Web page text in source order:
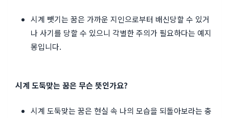
시계 뺏기는 꿈은 가까운 지인으로부터 배신당할 수 있거
나 사기를 당할 수 있으니 각별한 주의가 필요하다는 예지
몽입니다.
시계 도둑맞는 꿈은 무슨 뜻인가요?
시계 도둑맞는 꿈은 현실 속 나의 모습을 되돌아보라는 충